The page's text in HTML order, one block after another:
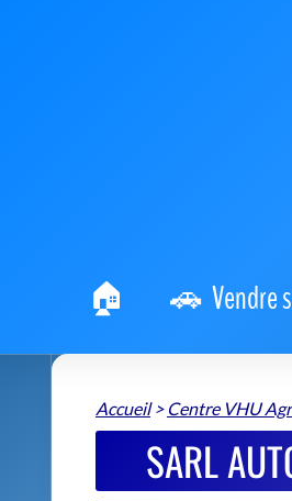
Vendre
Accueil> Centre VHU
SARL